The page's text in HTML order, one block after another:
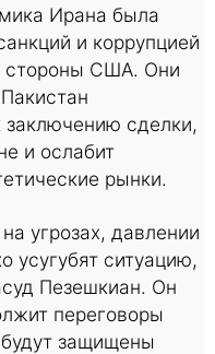
Ирана была
и коррупцией
стороны США. Они
заключению сделки,
и ослабит
рынки.
угрозах, давлении
усугубят ситуацию,
Пезешкиан. Он
переговоры
защищены